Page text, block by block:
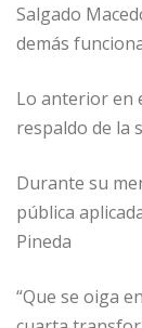
Salgado
demás
Lo anterior en
respaldo de la
Durante su
pública
Pineda
“Que se oiga